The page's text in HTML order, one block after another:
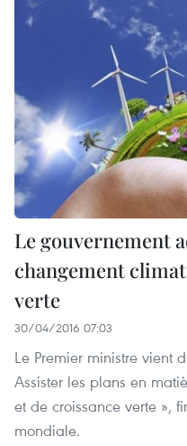
Le gouvernement
changement
verte
30/04/2016 07:03
Le Premier ministre vient
Assister les plans en
et de croissance verte »,
mondiale.